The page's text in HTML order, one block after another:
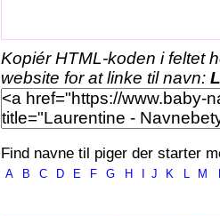
Kopiér HTML-koden i feltet
website for at linke til navn:
Find navne til piger der starter
A B C D E F G H J K L M